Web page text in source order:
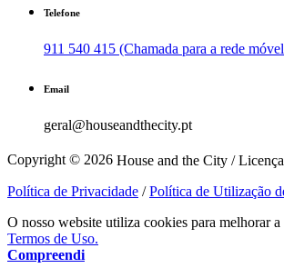
Telefone
911 540 415 (Chamada para a rede
Email
geral@houseandthecity.pt
Copyright © 2026 House and the City /
Política de Privacidade /Política de Utilização
O nosso website utiliza cookies para melhorar
Termos de Uso.
Compreendi